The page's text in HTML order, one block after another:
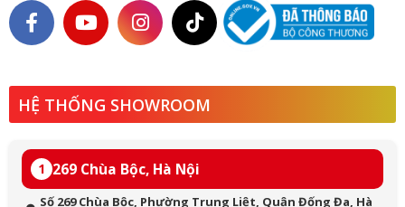
HỆ THỐNG SHOWROOM
1 269 Chùa Bộc, Hà Nội
Số 269 Chùa Bộc, Phường Trung Liệt, Quận Đống Đa, Hà